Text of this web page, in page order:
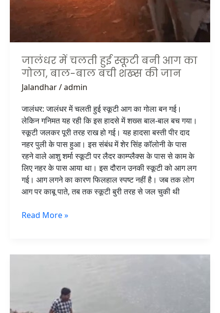
जालंधर में चलती हुई स्कूटी बनी आग का
गोला, बाल-बाल बची शख्स की जान
Jalandhar/admin
जालंधर: जालंधर में चलती हुई स्कूटी आग का गोला बन गई।
लेकिन गनिमत यह रही कि इस हादसे में शख्स बाल-बाल बच गया।
स्कूटी जलकर पूरी तरह राख हो गई। यह हादसा बस्ती पीर दाद
नहर पुली के पास हुआ। इस संबंध में शेर सिंह कॉलोनी के पास
रहने वाले आशु शर्मा स्कूटी पर लैदर काम्प्लैक्स के पास से काम के
लिए नहर के पास आया था। इस दौरान उनकी स्कूटी को आग लग
गई। आग लगने का कारण फिलहाल स्पष्ट नहीं है। जब तक लोग
आग पर काबू पाते, तब तक स्कूटी बुरी तरह से जल चुकी थी
शख्स
की
जान
Read More »